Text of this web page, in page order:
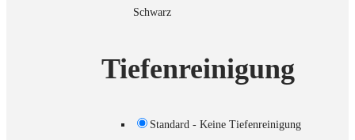
Schwarz
Tiefenreinigung
Standard - Keine Tiefenreinigung